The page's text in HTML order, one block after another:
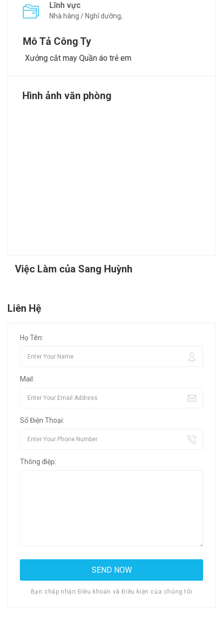
Lĩnh vực
Nhà hàng / Nghỉ dưỡng,
Mô Tả Công Ty
Xưởng cắt may Quần áo trẻ em
Hình ảnh văn phòng
Việc Làm của Sang Huỳnh
Liên Hệ
Họ Tên:
Mail:
Số Điện Thoại:
Thông điệp:
Bạn chấp nhận Điều khoản và Điều kiện của chúng tôi